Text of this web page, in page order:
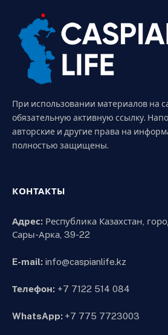
При использовании материалов на
обязательную активную ссылку.
авторские и другие права на
полностью защищены.
КОНТАКТЫ
Адрес: Республика Казахстан,
Сары-Арка, 39-22
E-mail: info@caspianlife.kz
Телефон: +7 7122 514 084
WhatsApp: +7 775 7723003